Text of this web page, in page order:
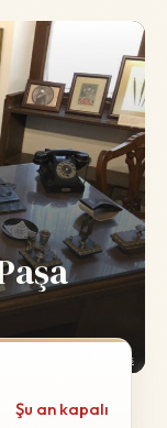
Wikimedia Commons
Şu an kapalı